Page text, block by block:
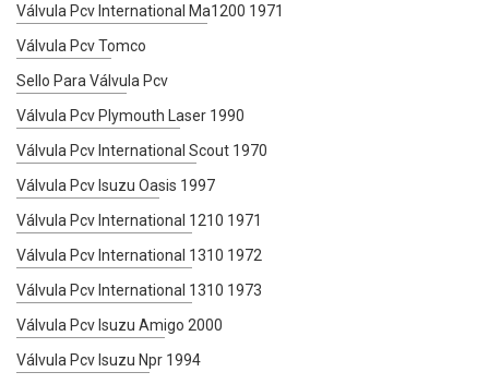
Válvula Pcv International Ma1200 1971
Válvula Pcv Tomco
Sello Para Válvula Pcv
Válvula Pcv Plymouth Laser 1990
Válvula Pcv International Scout 1970
Válvula Pcv Isuzu Oasis 1997
Válvula Pcv International 1210 1971
Válvula Pcv International 1310 1972
Válvula Pcv International 1310 1973
Válvula Pcv Isuzu Amigo 2000
Válvula Pcv Isuzu Npr 1994